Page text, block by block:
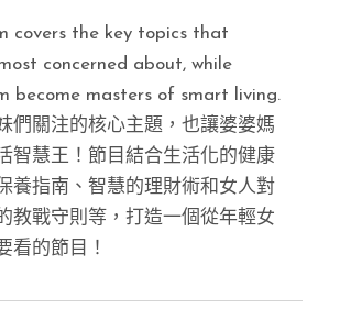
covers the key topics that
concerned about, while
become masters of smart living.
們關注的核心主題，也讓婆婆媽
智慧王！節目結合生活化的健康
養指南、智慧的理財術和女人對
教戰守則等，打造一個從年輕女
看的節目！